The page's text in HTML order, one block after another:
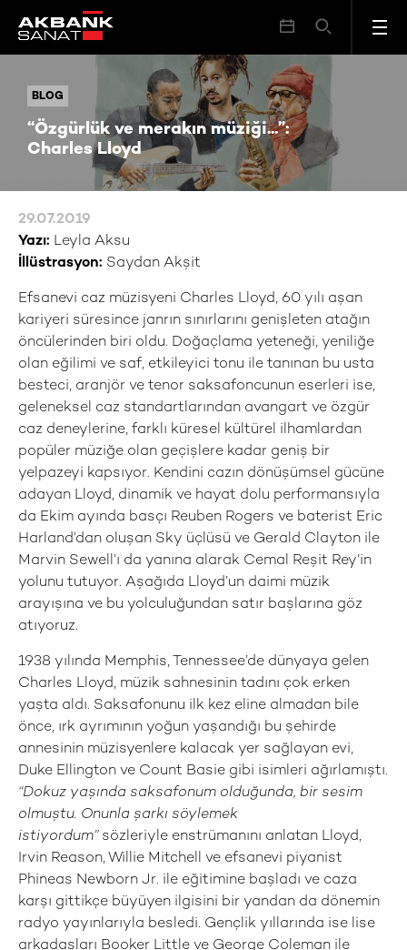
BLOG
“Özgürlük ve merakın müziği...”:
Charles Lloyd
BLOG “Özgürlük ve merakın müziği...”: Charles Lloyd
29.07.2019
Yazı: Leyla Aksu
İllüstrasyon: Saydan Akşit
Efsanevi caz müzisyeni Charles Lloyd, 60 yılı aşan
kariyeri süresince janrın sınırlarını genişleten atağın
öncülerinden biri oldu. Doğaçlama yeteneği, yeniliğe
olan eğilimi ve saf, etkileyici tonu ile tanınan bu usta
besteci, aranjör ve tenor saksafoncunun eserleri ise,
geleneksel caz standartlarından avangart ve özgür
caz deneylerine, farklı küresel kültürel ilhamlardan
popüler müziğe olan geçişlere kadar geniş bir
yelpazeyi kapsıyor. Kendini cazın dönüşümsel gücüne
adayan Lloyd, dinamik ve hayat dolu performansıyla
da Ekim ayında basçı Reuben Rogers ve baterist Eric
Harland’dan oluşan Sky üçlüsü ve Gerald Clayton ile
Marvin Sewell’ı da yanına alarak Cemal Reşit Rey’in
yolunu tutuyor. Aşağıda Lloyd’un daimi müzik
arayışına ve bu yolculuğundan satır başlarına göz
atıyoruz.
1938 yılında Memphis, Tennessee’de dünyaya gelen
Charles Lloyd, müzik sahnesinin tadını çok erken
yaşta aldı. Saksafonunu ilk kez eline almadan bile
önce, ırk ayrımının yoğun yaşandığı bu şehirde
annesinin müzisyenlere kalacak yer sağlayan evi,
Duke Ellington ve Count Basie gibi isimleri ağırlamıştı.
“Dokuz yaşında saksafonum olduğunda, bir sesim
olmuştu. Onunla şarkı söylemek
istiyordum” sözleriyle enstrümanını anlatan Lloyd,
Irvin Reason, Willie Mitchell ve efsanevi piyanist
Phineas Newborn Jr. ile eğitimine başladı ve caza
karşı gittikçe büyüyen ilgisini bir yandan da dönemin
radyo yayınlarıyla besledi. Gençlik yıllarında ise lise
arkadaşları Booker Little ve George Coleman ile